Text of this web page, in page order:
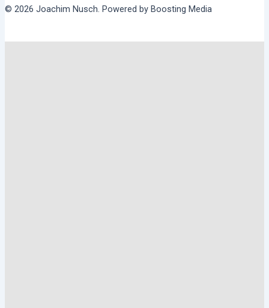
© 2026 Joachim Nusch. Powered by Boosting Media